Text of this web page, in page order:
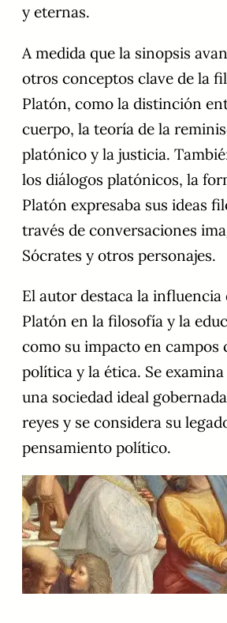
y eternas.
A medida que la sinopsis
otros conceptos clave de la
Platón, como la distinción
cuerpo, la teoría de la
platónico y la justicia.
los diálogos platónicos, la
Platón expresaba sus ideas
través de conversaciones
Sócrates y otros personajes.
El autor destaca la influencia
Platón en la filosofía y la
como su impacto en campos
política y la ética. Se
una sociedad ideal
reyes y se considera su
pensamiento político.